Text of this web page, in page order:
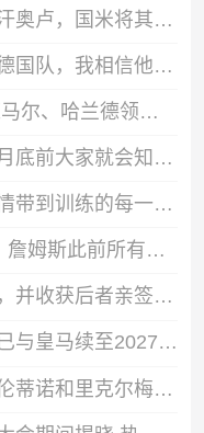
意媒：费内巴切仍有意恰尔汗奥卢，国米将其视为非卖品
瓦茨克：很高兴克洛普执教德国队，我相信他是这份工作的最佳人选
德转列世界杯首秀身价榜:亚马尔、哈兰德领衔 奥利塞、内维斯在列
齐祖快来了？法足协主席：月底前大家就会知道法国新帅是谁
北控男篮夏训进行时！将激情带到训练的每一分钟
1+23+6+23+23=76！美媒：詹姆斯此前所有球衣号相加正好等于76
蒯纪闻社媒晒和佩德里合影，并收获后者亲签的西班牙队球衣
已经签约！德天空：吕迪格已与皇马续至2027，主席大选结束后官宣
谁能胜出？多家媒体：弗洛伦蒂诺和里克尔梅已经投出自己的选票